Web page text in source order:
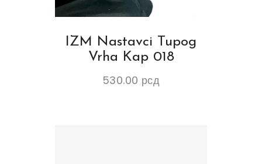
IZM Nastavci Tupog
Vrha Kap 018
530.00 рсд